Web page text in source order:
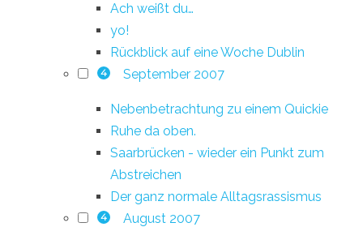
Ach weißt du…
yo!
Rückblick auf eine Woche Dublin
4 September 2007
Nebenbetrachtung zu einem Quickie
Ruhe da oben.
Saarbrücken - wieder ein Punkt zum
Abstreichen
Der ganz normale Alltagsrassismus
4 August 2007